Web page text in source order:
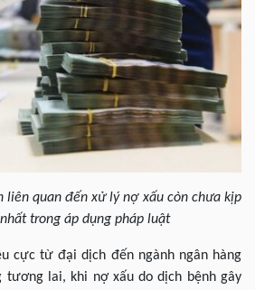
liên quan đến xử lý nợ xấu còn chưa kịp
trong áp dụng pháp luật
cực từ đại dịch đến ngành ngân hàng
tương lai, khi nợ xấu do dịch bệnh gây